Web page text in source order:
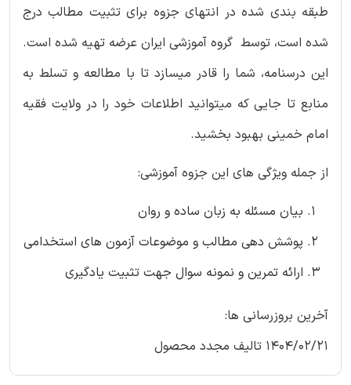
طبقه بندی شده در انتهای جزوه برای تثبیت مطالب درج
شده است، توسط گروه آموزشی ایران عرضه تهیه شده است.
این درسنامه، شما را قادر میسازد تا با مطالعه و تسلط به
منابع تا جایی که میتوانید اطلاعات خود را در ولایت فقیه
امام خمینی بهبود بخشید.
از جمله ویژگی های این جزوه آموزشی:
بیان مسئله به زبان ساده و روان
پوشش دهی مطالب و موضوعات آزمون های استخدامی
ارائه تمرین و نمونه سوال جهت تثبیت یادگیری
آخرین بروزرسانی ها:
1404/02/21 تالیف مجدد محصول